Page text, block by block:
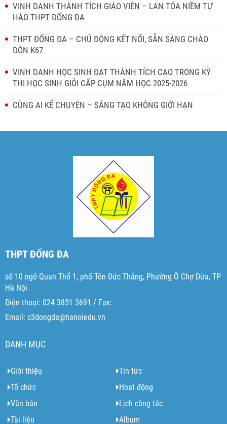
VINH DANH THÀNH TÍCH GIÁO VIÊN – LAN TỎA NIỀM TỰ
HÀO THPT ĐỐNG ĐA
THPT ĐỐNG ĐA – CHỦ ĐỘNG KẾT NỐI, SẴN SÀNG CHÀO
ĐÓN K67
VINH DANH HỌC SINH ĐẠT THÀNH TÍCH CAO TRONG KỲ
THI HỌC SINH GIỎI CẤP CỤM NĂM HỌC 2025-2026
CÙNG AI KỂ CHUYỆN – SÁNG TẠO KHÔNG GIỚI HẠN
THPT ĐỐNG ĐA
số 10 ngõ Quan Thổ 1, phố Tôn Đức Thắng, Phường Ô Chợ Dừa, TP
Hà Nội
Điện thoại: 024 3851 3691 / Fax:
Email: c3dongda@hanoiedu.vn
DANH MỤC
Giới thiệu
Tin tức
Tổ chức
Hoạt động
Văn bản
Lịch công tác
Tài liệu
Album